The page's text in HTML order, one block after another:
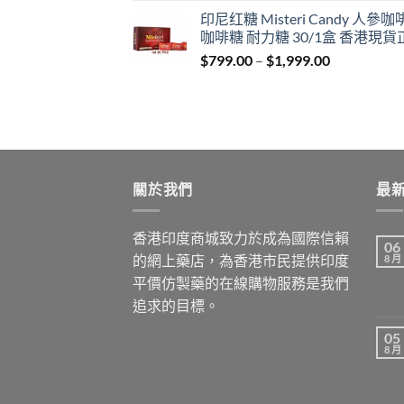
$699.00
through
$1,899.00
印尼红糖 Misteri Candy 人參咖
咖啡糖 耐力糖 30/1盒 香港現貨
$799.00 – $1,999.00Price
關於我們
香港印度商城致力於成為國際信賴
的網上藥店，為香港市民提供印度
平價仿製藥的在線購物服務是我們
追求的目標。
最
06
8 月
05
8 月